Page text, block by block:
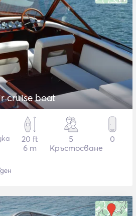
cruise boat
20 ft
6 m
5
Кръстосване
0